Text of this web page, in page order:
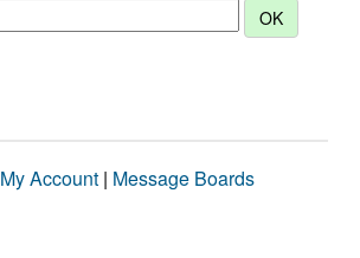
My Account | Message Boards